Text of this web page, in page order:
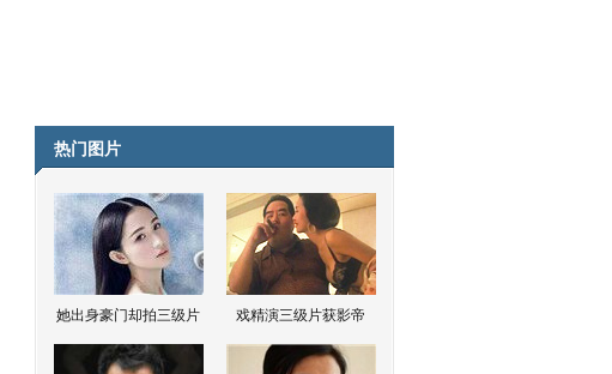
热门图片
她出身豪门却拍三级片 戏精演三级片获影帝